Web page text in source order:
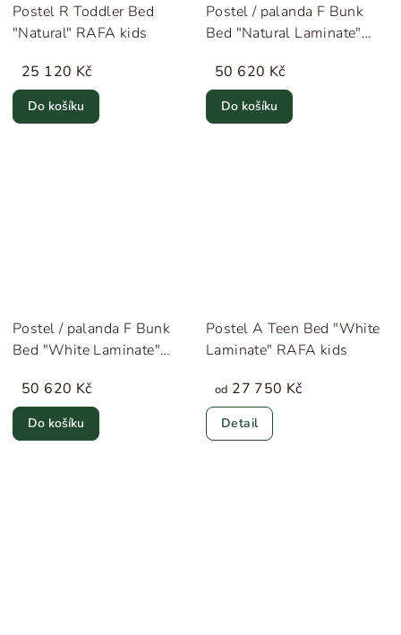
Postel R Toddler Bed
"Natural" RAFA kids
25 120 Kč
Do košíku
Postel / palanda F Bunk
Bed "Natural Laminate"
50 620 Kč
Do košíku
Postel / palanda F Bunk
Bed "White Laminate"
50 620 Kč
Do košíku
Postel A Teen Bed "White
Laminate" RAFA kids
od 27 750 Kč
Detail